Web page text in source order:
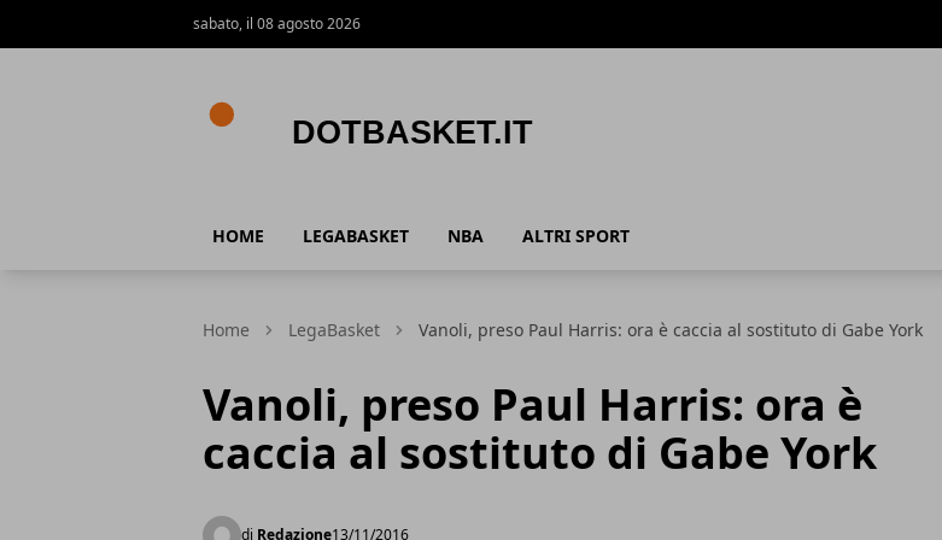
sabato, il 08 agosto 2026
HOME LEGABASKET NBA ALTRI SPORT
Home LegaBasket Vanoli, preso Paul Harris: ora è caccia al sostituto di Gabe York
Vanoli, preso Paul Harris: ora è
caccia al sostituto di Gabe York
di Redazione13/11/2016